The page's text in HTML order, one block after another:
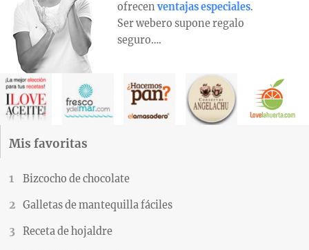
ofrecen ventajas especiales.
Ser webero supone regalo
seguro….
Mis favoritas
Bizcocho de chocolate
Galletas de mantequilla fáciles
Receta de hojaldre